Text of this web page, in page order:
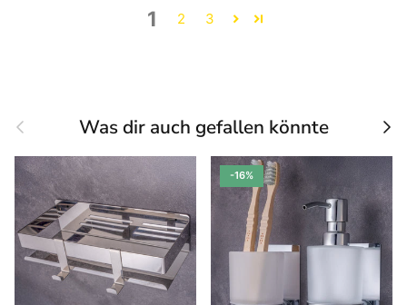
1 2 3
Vorherige Was dir auch gefallen könnte
-16%